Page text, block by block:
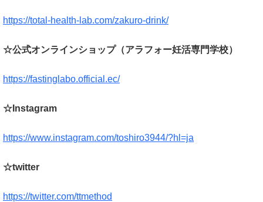
https://total-health-lab.com/zakuro-drink/
☆公式オンラインショップ（アラフォー妊活専門学校）
https://fastinglabo.official.ec/
☆Instagram
https://www.instagram.com/toshiro3944/?hl=ja
☆twitter
https://twitter.com/ttmethod